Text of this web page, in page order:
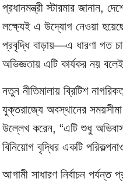
প্রধানমন্ত্রী স্টারমার জানান,
লক্ষ্যেই এ উদ্যোগ নেওয়া
প্রবৃদ্ধি বাড়ায়—এ ধারণা গত
অভিজ্ঞতায় এটি কার্যকর নয়
নতুন নীতিমালায় ব্রিটিশ
যুক্তরাজ্যে অবস্থানের
উল্লেখ করেন, “এটি শুধু
বিনিয়োগ বৃদ্ধির একটি
আগামী সাধারণ নির্বাচন পর্যন্ত